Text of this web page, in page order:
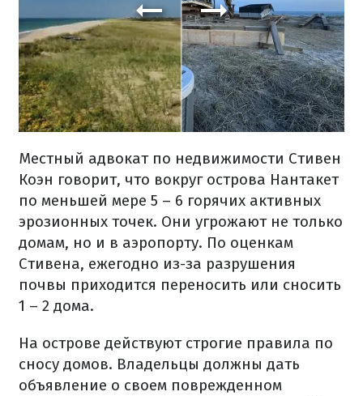
Местный адвокат по недвижимости Стивен
Коэн говорит, что вокруг острова Нантакет
по меньшей мере 5 – 6 горячих активных
эрозионных точек. Они угрожают не только
домам, но и в аэропорту. По оценкам
Стивена, ежегодно из-за разрушения
почвы приходится переносить или сносить
1 – 2 дома.
На острове действуют строгие правила по
сносу домов. Владельцы должны дать
объявление о своем поврежденном